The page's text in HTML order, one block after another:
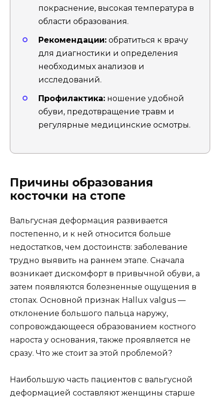
покраснение, высокая температура в
области образования.
Рекомендации: обратиться к врачу
для диагностики и определения
необходимых анализов и
исследований.
Профилактика: ношение удобной
обуви, предотвращение травм и
регулярные медицинские осмотры.
Причины образования
косточки на стопе
Вальгусная деформация развивается
постепенно, и к ней относится больше
недостатков, чем достоинств: заболевание
трудно выявить на раннем этапе. Сначала
возникает дискомфорт в привычной обуви, а
затем появляются болезненные ощущения в
стопах. Основной признак Hallux valgus —
отклонение большого пальца наружу,
сопровождающееся образованием костного
нароста у основания, также проявляется не
сразу. Что же стоит за этой проблемой?
Наибольшую часть пациентов с вальгусной
деформацией составляют женщины старше